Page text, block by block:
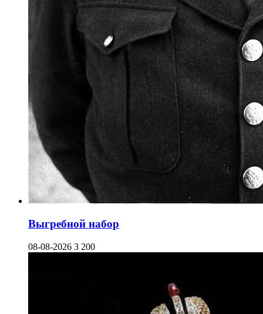
Выгребной набор
08-08-2026 3 200